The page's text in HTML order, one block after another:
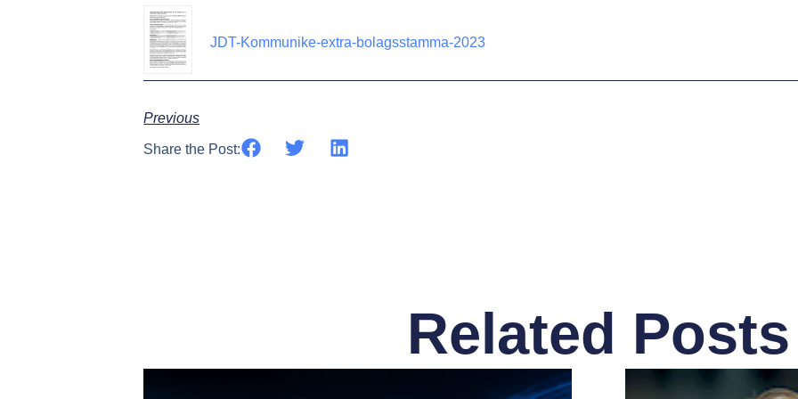
JDT-Kommunike-extra-bolagsstamma-2023
Previous
Share the Post:
Related Posts